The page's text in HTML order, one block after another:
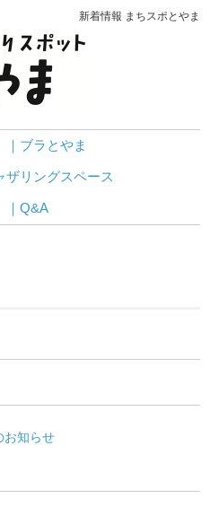
新着情報 まちスポとやま
｜ブラとやま
ザリングスペース
｜Q&A
お知らせ